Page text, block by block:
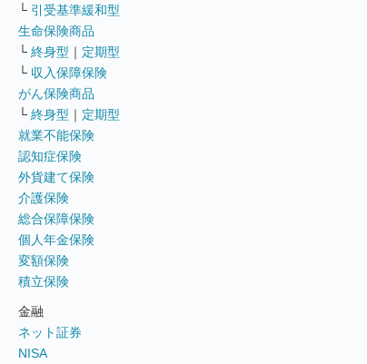
└ 引受基準緩和型
生命保険商品
└ 終身型 ｜ 定期型
└ 収入保障保険
がん保険商品
└ 終身型 ｜ 定期型
就業不能保険
認知症保険
外貨建て保険
介護保険
総合保障保険
個人年金保険
変額保険
積立保険
金融
ネット証券
NISA